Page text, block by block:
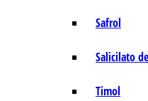
Safrol
Salicilato
Timol